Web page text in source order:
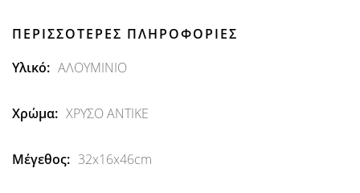
ΠΕΡΙΣΣΌΤΕΡΕΣ ΠΛΗΡΟΦΟΡΊΕΣ
ΠερισσότερεςΑΛΟΥΜΙΝΙΟ
ΧΡΥΣΟ ΑΝΤΙΚΕ
32x16x46cm